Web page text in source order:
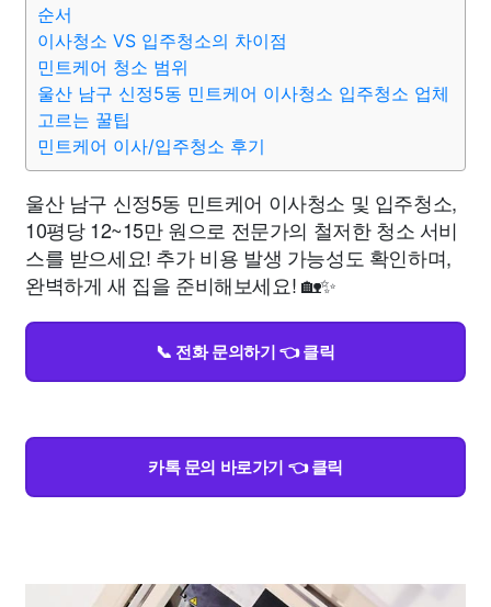
순서
이사청소 VS 입주청소의 차이점
민트케어 청소 범위
울산 남구 신정5동 민트케어 이사청소 입주청소 업체
고르는 꿀팁
민트케어 이사/입주청소 후기
울산 남구 신정5동 민트케어 이사청소 및 입주청소,
10평당 12~15만 원으로 전문가의 철저한 청소 서비
스를 받으세요! 추가 비용 발생 가능성도 확인하며,
완벽하게 새 집을 준비해보세요! 🏡✨
📞 전화 문의하기 👈 클릭
카톡 문의 바로가기 👈 클릭